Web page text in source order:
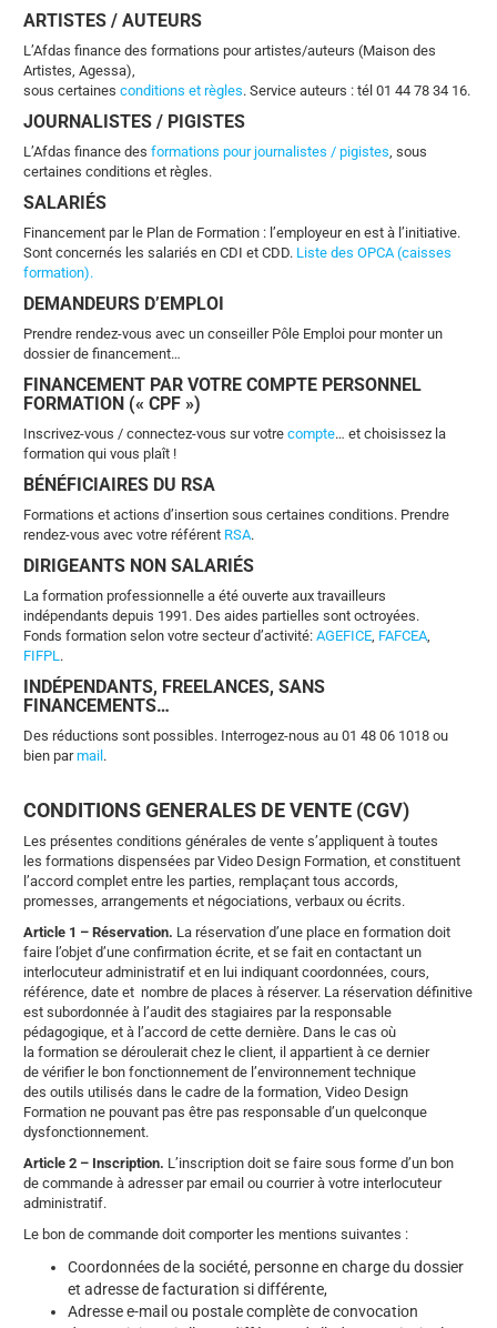
ARTISTES / AUTEURS
L’Afdas finance des formations pour artistes/auteurs (Maison des
Artistes, Agessa),
sous certainesconditions et règles. Service auteurs : tél01 44 78 34 16.
JOURNALISTES / PIGISTES
L’Afdas finance desformations pour journalistes / pigistes, sous
certaines conditions et règles.
SALARIÉS
Financement par le Plan de Formation : l’employeur en est à l’initiative.
Sont concernés les salariés en CDI et CDD. Liste des OPCA (caisses
formation).
DEMANDEURS D’EMPLOI
Prendre rendez-vous avec un conseiller Pôle Emploi pour monter un
dossier de financement…
FINANCEMENT PAR VOTRE COMPTE PERSONNEL
FORMATION (« CPF »)
Inscrivez-vous / connectez-vous sur votrecompte… et choisissez la
formation qui vous plaît !
BÉNÉFICIAIRES DU RSA
Formations et actions d’insertion sous certaines conditions. Prendre
rendez-vous avec votre référent RSA.
DIRIGEANTS NON SALARIÉS
La formation professionnelle a été ouverte aux travailleurs
indépendants depuis 1991. Des aides partielles sont octroyées.
Fonds formation selon votre secteur d’activité:AGEFICE, FAFCEA,
FIFPL.
INDÉPENDANTS, FREELANCES, SANS
FINANCEMENTS…
Des réductions sont possibles. Interrogez-nous au 01 48 06 1018 ou
bien parmail .
CONDITIONS GENERALES DE VENTE (CGV)
Les présentes conditions générales de vente s’appliquent à toutes
les formations dispensées par Video Design Formation, et constituent
l’accord complet entre les parties, remplaçant tous accords,
promesses, arrangements et négociations, verbaux ou écrits.
Article 1 – Réservation. La réservation d’une place en formation doit
faire l’objet d’une confirmation écrite, et se fait en contactant un
interlocuteur administratif et en lui indiquant coordonnées, cours,
référence, date et nombre de places à réserver. La réservation définitive
est subordonnée à l’audit des stagiaires par la responsable
pédagogique, et à l’accord de cette dernière. Dans le cas où
la formation se déroulerait chez le client, il appartient à ce dernier
de vérifier le bon fonctionnement de l’environnement technique
des outils utilisés dans le cadre de la formation, Video Design
Formation ne pouvant pas être pas responsable d’un quelconque
dysfonctionnement.
Article 2 – Inscription. L’inscription doit se faire sous forme d’un bon
de commande à adresser par email ou courrier à votre interlocuteur
administratif.
Le bon de commande doit comporter les mentions suivantes :
Coordonnées de la société, personne en charge du dossier
et adresse de facturation si différente,
Adresse e-mail ou postale complète de convocation